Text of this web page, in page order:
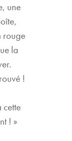
une
rouge
la
!
cette
! »